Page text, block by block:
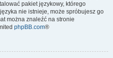
pakiet językowy, którego
nie istnieje, może spróbujesz go
można znaleźć na stronie
phpBB.com®